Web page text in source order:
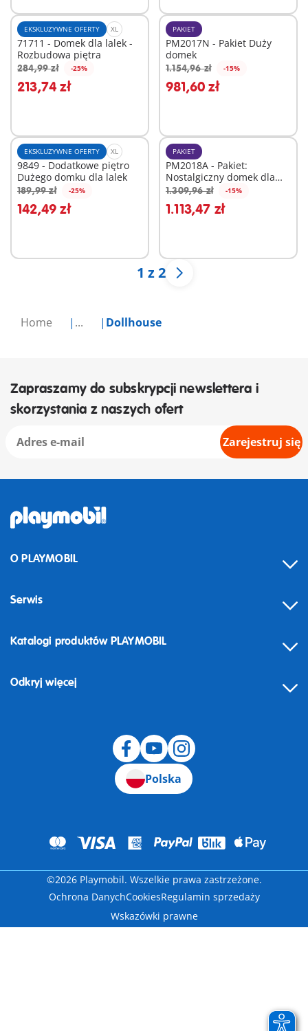
Home ... Dollhouse
EKSKLUZYWNE OFERTY XL
71711 - Domek dla lalek -
Rozbudowa piętra
284,99 zł -25%
213,74 zł
Dodaj do koszyka
PAKIET
PM2017N - Pakiet Duży
domek
1.154,96 zł -15%
981,60 zł
Dodaj do koszyka
EKSKLUZYWNE OFERTY XL
9849 - Dodatkowe piętro
Dużego domku dla lalek
189,99 zł -25%
142,49 zł
Dodaj do koszyka
PAKIET
PM2018A - Pakiet:
Nostalgiczny domek dla
lalek w stylu wiktoriańskim
1.309,96 zł -15%
1.113,47 zł
Dodaj do koszyka
1 z 2
Zapraszamy do subskrypcji newslettera i
skorzystania z naszych ofert
Zarejestruj się
O PLAYMOBIL
Serwis
Odstąpienie od umowy
Katalogi produktów PLAYMOBIL
Odkryj więcej
Polska
©2026 Playmobil. Wszelkie prawa zastrzeżone.
Ochrona DanychCookiesRegulamin sprzedaży
Wskazówki prawne